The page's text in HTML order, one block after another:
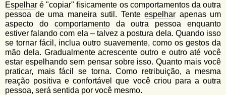
Espelhar é "copiar" fisicamente os comportamentos da outra
pessoa de uma maneira sutil. Tente espelhar apenas um
aspecto do comportamentoda outra pessoa enquanto
estiver falando com ela – talvez a postura dela. Quando isso
se tornar fácil, inclua outro suavemente, como os gestos da
mão dela. Gradualmente acrescente outro e outro até você
estar espelhando sem pensar sobre isso. Quanto mais você
praticar, mais fácil se torna. Como retribuição, a mesma
reação positiva e confortável que você criou para a outra
pessoa, será sentida por você mesmo.